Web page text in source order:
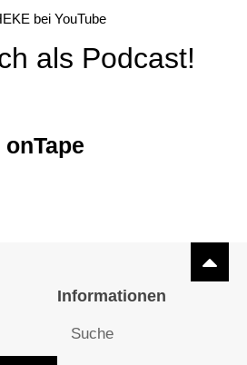
als Podcast!
Informationen
Suche